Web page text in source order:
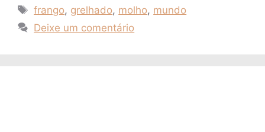
Tags
frango, grelhado, molho, mundo
Deixe um comentário